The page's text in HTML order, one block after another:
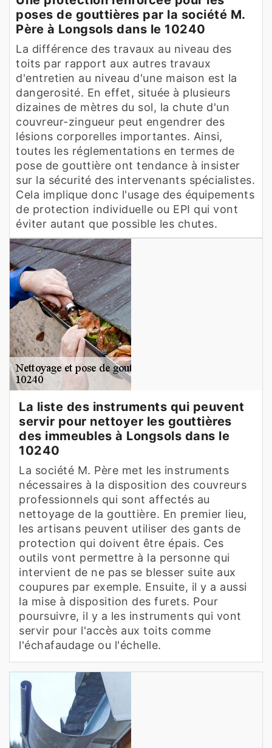
poses de gouttières par la société M.
Père à Longsols dans le 10240
La différence des travaux au niveau des
toits par rapport aux autres travaux
d'entretien au niveau d'une maison est la
dangerosité. En effet, située à plusieurs
dizaines de mètres du sol, la chute d'un
couvreur-zingueur peut engendrer des
lésions corporelles importantes. Ainsi,
toutes les réglementations en termes de
pose de gouttière ont tendance à insister
sur la sécurité des intervenants spécialistes.
Cela implique donc l'usage des équipements
de protection individuelle ou EPI qui vont
éviter autant que possible les chutes.
La liste des instruments qui peuvent
servir pour nettoyer les gouttières
des immeubles à Longsols dans le
10240
La société M. Père met les instruments
nécessaires à la disposition des couvreurs
professionnels qui sont affectés au
nettoyage de la gouttière. En premier lieu,
les artisans peuvent utiliser des gants de
protection qui doivent être épais. Ces
outils vont permettre à la personne qui
intervient de ne pas se blesser suite aux
coupures par exemple. Ensuite, il y a aussi
la mise à disposition des furets. Pour
poursuivre, il y a les instruments qui vont
servir pour l'accès aux toits comme
l'échafaudage ou l'échelle.